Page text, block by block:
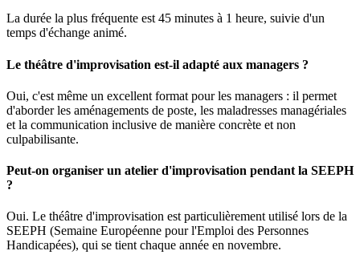
La durée la plus fréquente est 45 minutes à 1 heure, suivie d'un
temps d'échange animé.
Le théâtre d'improvisation est-il adapté aux managers ?
Oui, c'est même un excellent format pour les managers : il permet
d'aborder les aménagements de poste, les maladresses managériales
et la communication inclusive de manière concrète et non
culpabilisante.
Peut-on organiser un atelier d'improvisation pendant la SEEPH
?
Oui. Le théâtre d'improvisation est particulièrement utilisé lors de la
SEEPH (Semaine Européenne pour l'Emploi des Personnes
Handicapées), qui se tient chaque année en novembre.